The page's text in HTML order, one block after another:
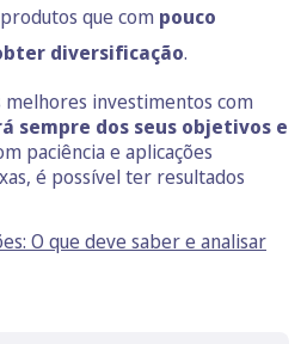
que com pouco
diversificação.
melhores investimentos com
sempre dos seus objetivos e
paciência e aplicações
é possível ter resultados
O que deve saber e analisar